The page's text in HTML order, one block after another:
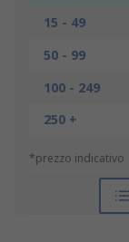
15 - 49
50 - 99
100 - 249
250 +
*prezzo indicativo